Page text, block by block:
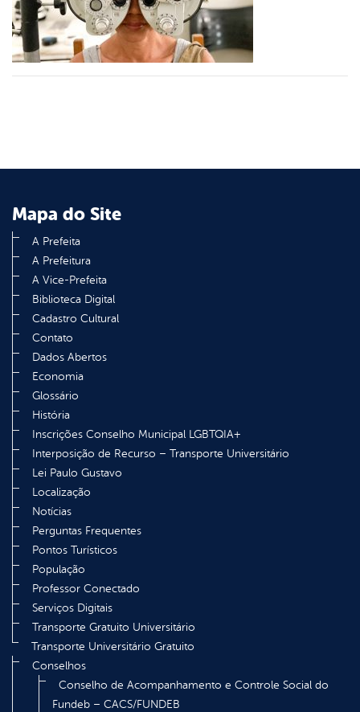
Mapa do Site
A Prefeita
A Prefeitura
A Vice-Prefeita
Biblioteca Digital
Cadastro Cultural
Contato
Dados Abertos
Economia
Glossário
História
Inscrições Conselho Municipal LGBTQIA+
Interposição de Recurso – Transporte Universitário
Lei Paulo Gustavo
Localização
Notícias
Perguntas Frequentes
Pontos Turísticos
População
Professor Conectado
Serviços Digitais
Transporte Gratuito Universitário
Transporte Universitário Gratuito
Conselhos
Conselho de Acompanhamento e Controle Social do
Fundeb – CACS/FUNDEB